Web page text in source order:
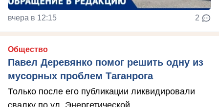
вчера в 12:15 2
Общество
Павел Деревянко помог решить одну из
мусорных проблем Таганрога
Только после его публикации ликвидировали